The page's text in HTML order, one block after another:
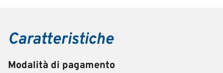
Caratteristiche
Modalità di pagamento